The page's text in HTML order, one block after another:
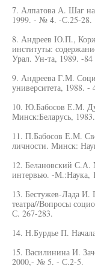
7. Алпатова А. Шаг
1999. - № 4. -С.25-28.
8. Андреев Ю.П.,
институты:
Урал. Ун-та, 1989. -84
9. Андреева Г.М.
университета, 1988. -
10. Ю.Бабосов Е.М.
Минск:Беларусь,
11. П.Бабосов Е.М.
личности. Минск:
12. Белановский С.А.
интервью. -М.:Наука,
13. Бестужев-Лада И.
театра//Вопросы
С. 267-283.
14. Н.Бурдье П.
15. Василинина И.
2000,- № 5. - С.2-5.